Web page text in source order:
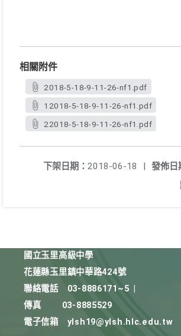
相關附件
2018-5-18-9-11-26-nf1.pdf
12018-5-18-9-11-26-nf1.pdf
22018-5-18-9-11-26-nf1.pdf
發佈日
下架日期： 2018-06-18
|
國立玉里高級中學
花蓮縣玉里鎮中華路424號
聯絡電話
03-8886171~5
傳真
03-8885529
電子信箱
ylsh19@ylsh.hlc.edu.tw